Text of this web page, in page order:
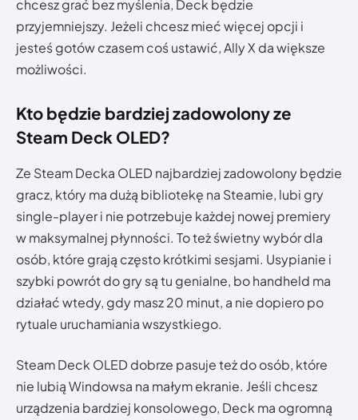
chcesz grać bez myślenia, Deck będzie
przyjemniejszy. Jeżeli chcesz mieć więcej opcji i
jesteś gotów czasem coś ustawić, Ally X da większe
możliwości.
Kto będzie bardziej zadowolony ze
Steam Deck OLED?
Ze Steam Decka OLED najbardziej zadowolony będzie
gracz, który ma dużą bibliotekę na Steamie, lubi gry
single-player i nie potrzebuje każdej nowej premiery
w maksymalnej płynności. To też świetny wybór dla
osób, które grają często krótkimi sesjami. Usypianie i
szybki powrót do gry są tu genialne, bo handheld ma
działać wtedy, gdy masz 20 minut, a nie dopiero po
rytuale uruchamiania wszystkiego.
Steam Deck OLED dobrze pasuje też do osób, które
nie lubią Windowsa na małym ekranie. Jeśli chcesz
urządzenia bardziej konsolowego, Deck ma ogromną